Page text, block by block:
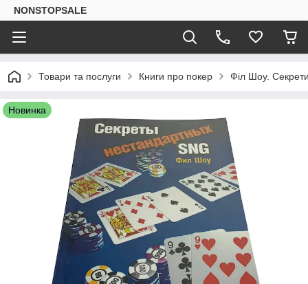
NONSTOPSALE
Товари та послуги Книги про покер Філ Шоу.
Новинка